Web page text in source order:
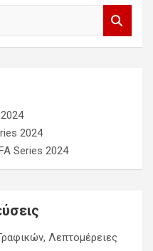
2024
Series 2024
Λεπτομέρειες